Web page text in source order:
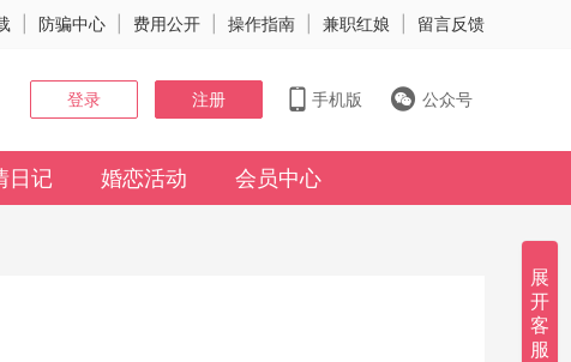
防骗中心 费用公开 操作指南 兼职红娘 留言反馈
登录 注册 手机版 公众号
日记 婚恋活动 会员中心
展
开
客
服